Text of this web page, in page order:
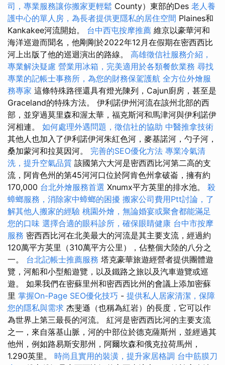
司，專業服務讓你搬家更輕鬆 County）東部的Des 老人養
護中心的單人房，為長者提供更隱私的居住空間 Plaines和
Kankakee河流開始。 台中西屯按摩推薦 維京以豪華河和
海洋巡遊而聞名，他剛剛於2022年12月在假期在密西西比
河上出版了他的巡迴演出的路線。 高雄徵信社服務介紹，
專業解決疑慮 營業用冰箱，完美適用於各類餐飲業務 尋找
專業的記帳士事務所，為您的財務保駕護航 全方位外燴服
務專家 這條特殊路徑還具有燈光陳列，Cajun廚房，甚至是
Graceland的特殊方法。 伊利諾伊州河流在該州北部的西
部，並穿過莫里森和渥太華，福克斯河和馬津河與伊利諾伊
河相連。 如何處理外遇問題，徵信社的協助 中醫推拿技術
其他人也加入了伊利諾伊河朱紅色河，麥基諾河，勺子河，
桑加蒙河和拉莫因河。 完善的SEO優化方法 專業冷氣清
洗，提升空氣品質 該國第六大河是密西西比河第二高的支
流，阿肯色州的第45河河口位於阿肯色州拿破崙，擁有約
170,000 台北外燴服務首選 Xnumx平方英里的排水池。 殺
蟑螂服務，消除家中蟑螂的困擾 搬家公司費用Ptt討論，了
解其他人搬家的經驗 桃園外燴，無論婚宴或聚會都能滿足
您的口味 選擇合適的眼科診所，確保眼睛健康 台中市按摩
服務 密西西比河在北美最大的河流是其主要支流，經過約
120萬平方英里（310萬平方公里），佔整個大陸的八分之
一。 台北記帳士推薦服務 塔克豪華旅遊經營者提供團體遊
覽，河船和小型船遊覽，以及鐵路之旅以及汽車遊覽或巡
遊。 如果我們在密蘇里州和密西西比州的會議上添加密蘇
里 掌握On-Page SEO優化技巧 - 提供私人居家清潔，保障
您的隱私與需求 杰斐遜（也稱為紅岩）的長度，它可以作
為世界上第三最長的河流。 紅河是密西西比河的主要支流
之一，來自落基山脈，河的中部位於德克薩斯州，並經過其
他州，例如路易斯安那州，阿爾坎森和俄克拉荷馬州，
1.290英里。 時尚且實用的裝潢，提升家居格調 台中筋膜刀